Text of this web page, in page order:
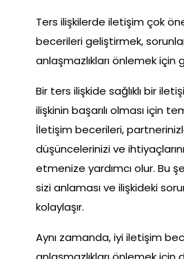
Ters ilişkilerde iletişim çok
becerileri geliştirmek,
anlaşmazlıkları önlemek için
Bir ters ilişkide sağlıklı bir
ilişkinin başarılı olması için
İletişim becerileri,
düşüncelerinizi ve
etmenize yardımcı olur. Bu
sizi anlaması ve ilişkideki
kolaylaşır.
Aynı zamanda, iyi iletişim